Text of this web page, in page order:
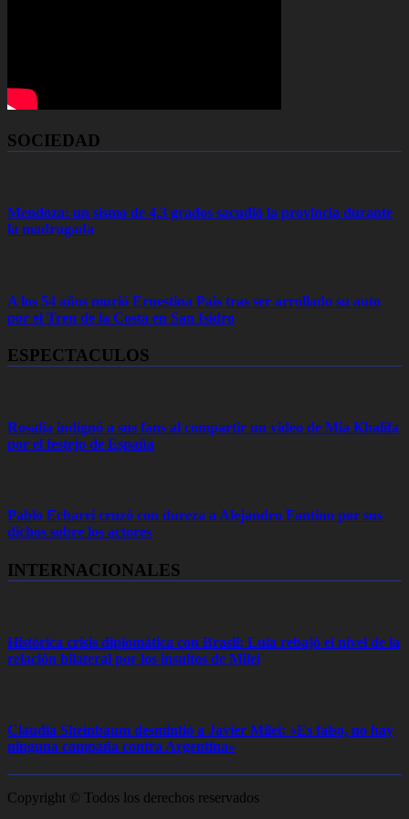
SOCIEDAD
Mendoza: un sismo de 4,3 grados sacudió la provincia durante
la madrugada
A los 54 años murió Ernestina Pais tras ser arrollado su auto
por el Tren de la Costa en San Isidro
ESPECTACULOS
Rosalía indignó a sus fans al compartir un video de Mia Khalifa
por el festejo de España
Pablo Echarri cruzó con dureza a Alejandro Fantino por sus
dichos sobre los actores
INTERNACIONALES
Histórica crisis diplomática con Brasil: Lula rebajó el nivel de la
relación bilateral por los insultos de Milei
Claudia Sheinbaum desmintió a Javier Milei: «Es falso, no hay
ninguna campaña contra Argentina»
Copyright © Todos los derechos reservados